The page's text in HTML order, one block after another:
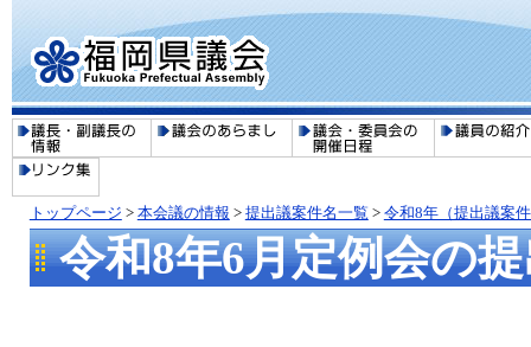
トップページ > 本会議の情報 > 提出議案件名一覧 > 令和8年（提出議案
令和8年6月定例会の